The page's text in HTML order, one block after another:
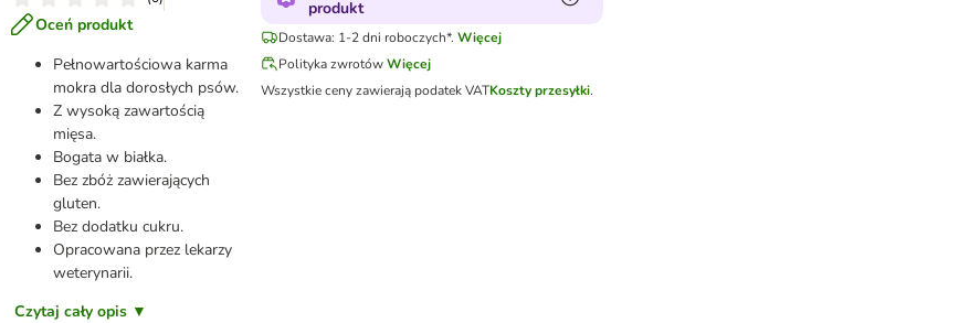
Oceń produkt
Pełnowartościowa karma
mokra dla dorosłych psów.
Z wysoką zawartością
mięsa.
Bogata w białka.
Bez zbóż zawierających
gluten.
Bez dodatku cukru.
Opracowana przez lekarzy
weterynarii.
Czytaj cały opis ▼
produkt
Dostawa: 1-2 dni roboczych*. Więcej
Polityka zwrotów Więcej
Wszystkie ceny zawierają podatek VATKoszty przesyłki.